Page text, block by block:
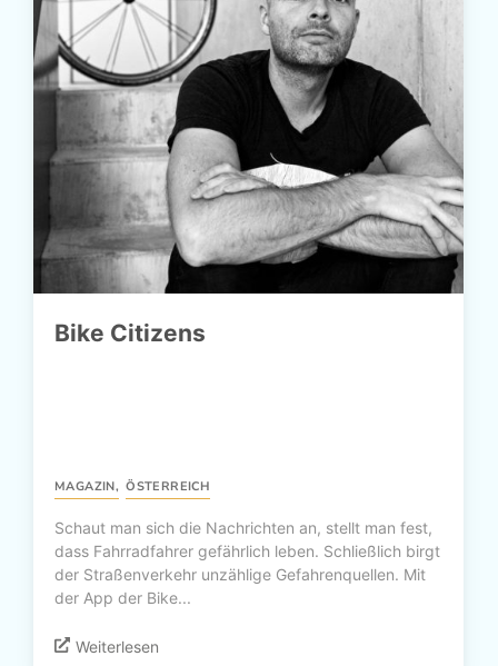
Bike Citizens
MAGAZIN, ÖSTERREICH
Schaut man sich die Nachrichten an, stellt man fest,
dass Fahrradfahrer gefährlich leben. Schließlich birgt
der Straßenverkehr unzählige Gefahrenquellen. Mit
der App der Bike...
Weiterlesen